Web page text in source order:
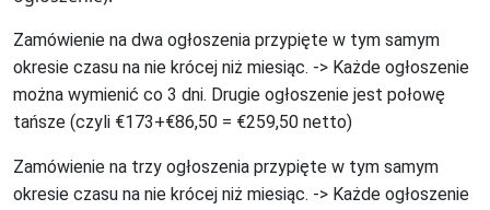
Zamówienie na dwa ogłoszenia przypięte w tym samym
okresie czasu na nie krócej niż miesiąc. -> Każde ogłoszenie
można wymienić co 3 dni. Drugie ogłoszenie jest połowę
tańsze (czyli €173+€86,50 = €259,50 netto)
Zamówienie na trzy ogłoszenia przypięte w tym samym
okresie czasu na nie krócej niż miesiąc. -> Każde ogłoszenie